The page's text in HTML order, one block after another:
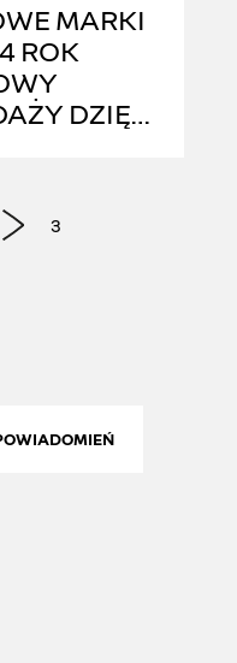
MARKI
ROK
DZIĘKI
3